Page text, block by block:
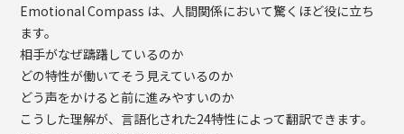
Emotional Compass は、人間関係において驚くほど役に立ち
ます。
相手がなぜ躊躇しているのか
どの特性が働いてそう見えているのか
どう声をかけると前に進みやすいのか
こうした理解が、言語化された24特性によって翻訳できます。